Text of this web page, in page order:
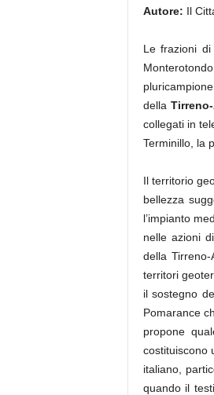
Autore: Il
Le frazioni
della
collegati in
Terminillo, la
Il territorio
bellezza
l’impianto
nelle azioni
della
territori
il sostegno
Pomarance
propone
costituiscono
italiano,
quando il